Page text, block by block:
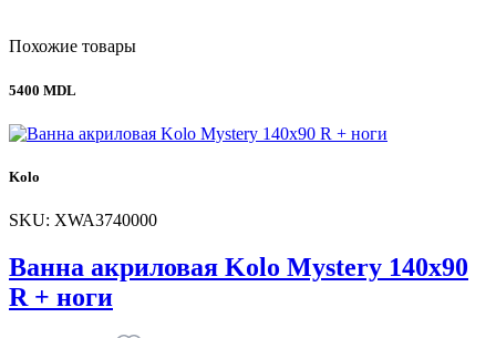
Похожие товары
5400 MDL
Kolo
SKU: XWA3740000
Ванна акриловая Kolo Mystery 140x90
R + ноги